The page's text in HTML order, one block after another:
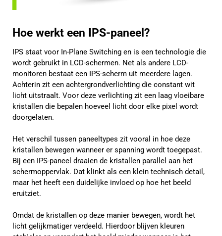
Hoe werkt een IPS-paneel?
IPS staat voor In-Plane Switching en is een technologie die
wordt gebruikt in LCD-schermen. Net als andere LCD-
monitoren bestaat een IPS-scherm uit meerdere lagen.
Achterin zit een achtergrondverlichting die constant wit
licht uitstraalt. Voor deze verlichting zit een laag vloeibare
kristallen die bepalen hoeveel licht door elke pixel wordt
doorgelaten.
Het verschil tussen paneeltypes zit vooral in hoe deze
kristallen bewegen wanneer er spanning wordt toegepast.
Bij een IPS-paneel draaien de kristallen parallel aan het
schermoppervlak. Dat klinkt als een klein technisch detail,
maar het heeft een duidelijke invloed op hoe het beeld
eruitziet.
Omdat de kristallen op deze manier bewegen, wordt het
licht gelijkmatiger verdeeld. Hierdoor blijven kleuren